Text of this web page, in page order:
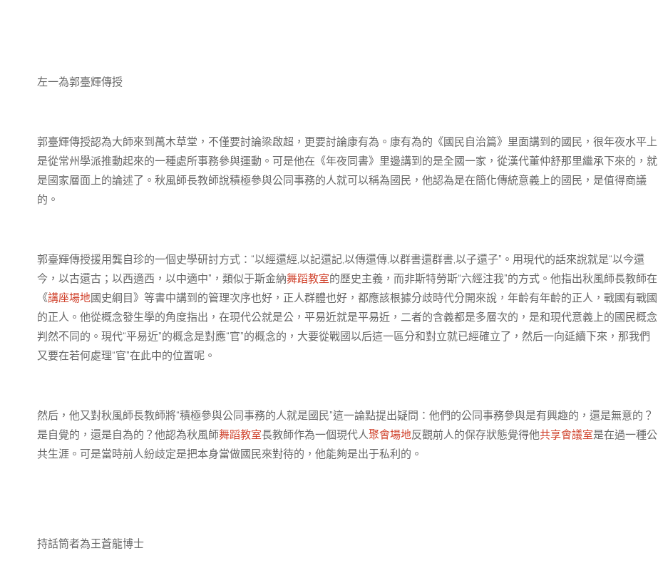
左一為郭臺輝傳授
郭臺輝傳授認為大師來到萬木草堂，不僅要討論梁啟超，更要討論康有為。康有為的《國民自治篇》里面講到的國民，很年夜水平上
是從常州學派推動起來的一種處所事務參與運動。可是他在《年夜同書》里邊講到的是全國一家，從漢代董仲舒那里繼承下來的，就
是國家層面上的論述了。秋風師長教師說積極參與公同事務的人就可以稱為國民，他認為是在簡化傳統意義上的國民，是值得商議
的。
郭臺輝傳授援用龔自珍的一個史學研討方式：“以經還經,以記還記,以傳還傳,以群書還群書,以子還子”。用現代的話來說就是“以今還
今，以古還古；以西適西，以中適中”，類似于斯金納舞蹈教室的歷史主義，而非斯特勞斯“六經注我”的方式。他指出秋風師長教師在
《講座場地國史綱目》等書中講到的管理次序也好，正人群體也好，都應該根據分歧時代分開來說，年齡有年齡的正人，戰國有戰國
的正人。他從概念發生學的角度指出，在現代公就是公，平易近就是平易近，二者的含義都是多層次的，是和現代意義上的國民概念
判然不同的。現代“平易近”的概念是對應“官”的概念的，大要從戰國以后這一區分和對立就已經確立了，然后一向延續下來，那我們
又要在若何處理“官”在此中的位置呢。
然后，他又對秋風師長教師將“積極參與公同事務的人就是國民”這一論點提出疑問：他們的公同事務參與是有興趣的，還是無意的？
是自覺的，還是自為的？他認為秋風師舞蹈教室長教師作為一個現代人聚會場地反觀前人的保存狀態覺得他共享會議室是在過一種公
共生涯。可是當時前人紛歧定是把本身當做國民來對待的，他能夠是出于私利的。
持話筒者為王蒼龍博士